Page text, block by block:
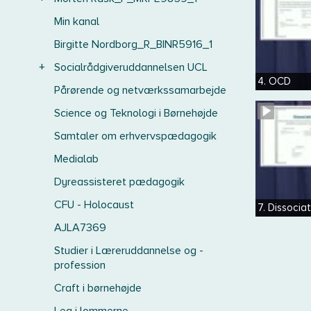
Min kanal
Birgitte Nordborg_R_BINR5916_1
+
Socialrådgiveruddannelsen UCL
Pårørende og netværkssamarbejde
Science og Teknologi i Børnehøjde
Samtaler om erhvervspædagogik
Medialab
Dyreassisteret pædagogik
CFU - Holocaust
AJLA7369
Studier i Læreruddannelse og -
profession
Craft i børnehøjde
4. OCD
7.